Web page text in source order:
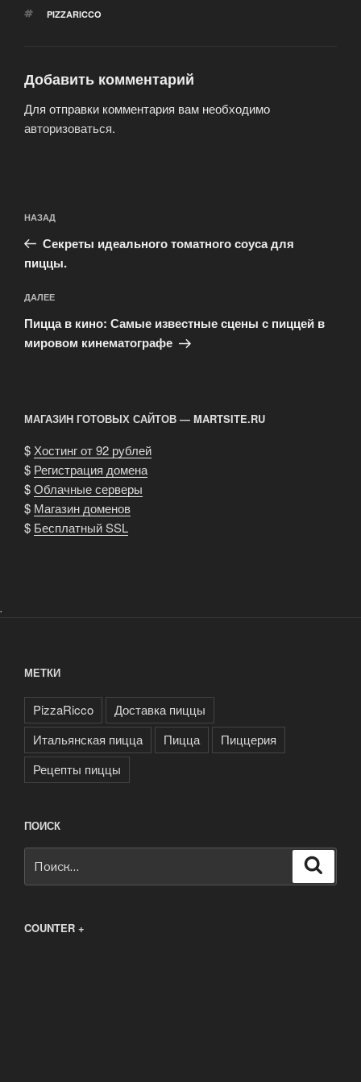
МЕТКИ
PIZZARICCO
Добавить комментарий
Для отправки комментария вам необходимо
авторизоваться.
по
записям
Предыдущая
запись:
НАЗАД
Секреты идеального томатного соуса для
пиццы.
Следующая
запись
ДАЛЕЕ
Пицца в кино: Самые известные сцены с пиццей в
мировом кинематографе
МАГАЗИН ГОТОВЫХ САЙТОВ — MARTSITE.RU
$ Хостинг от 92 рублей
$ Регистрация домена
$Облачные серверы
$ Магазин доменов
$ Бесплатный SSL
.
МЕТКИ
PizzaRicco
Доставка пиццы
Итальянская пицца
Пицца
Пиццерия
Рецепты пиццы
ПОИСК
COUNTER +